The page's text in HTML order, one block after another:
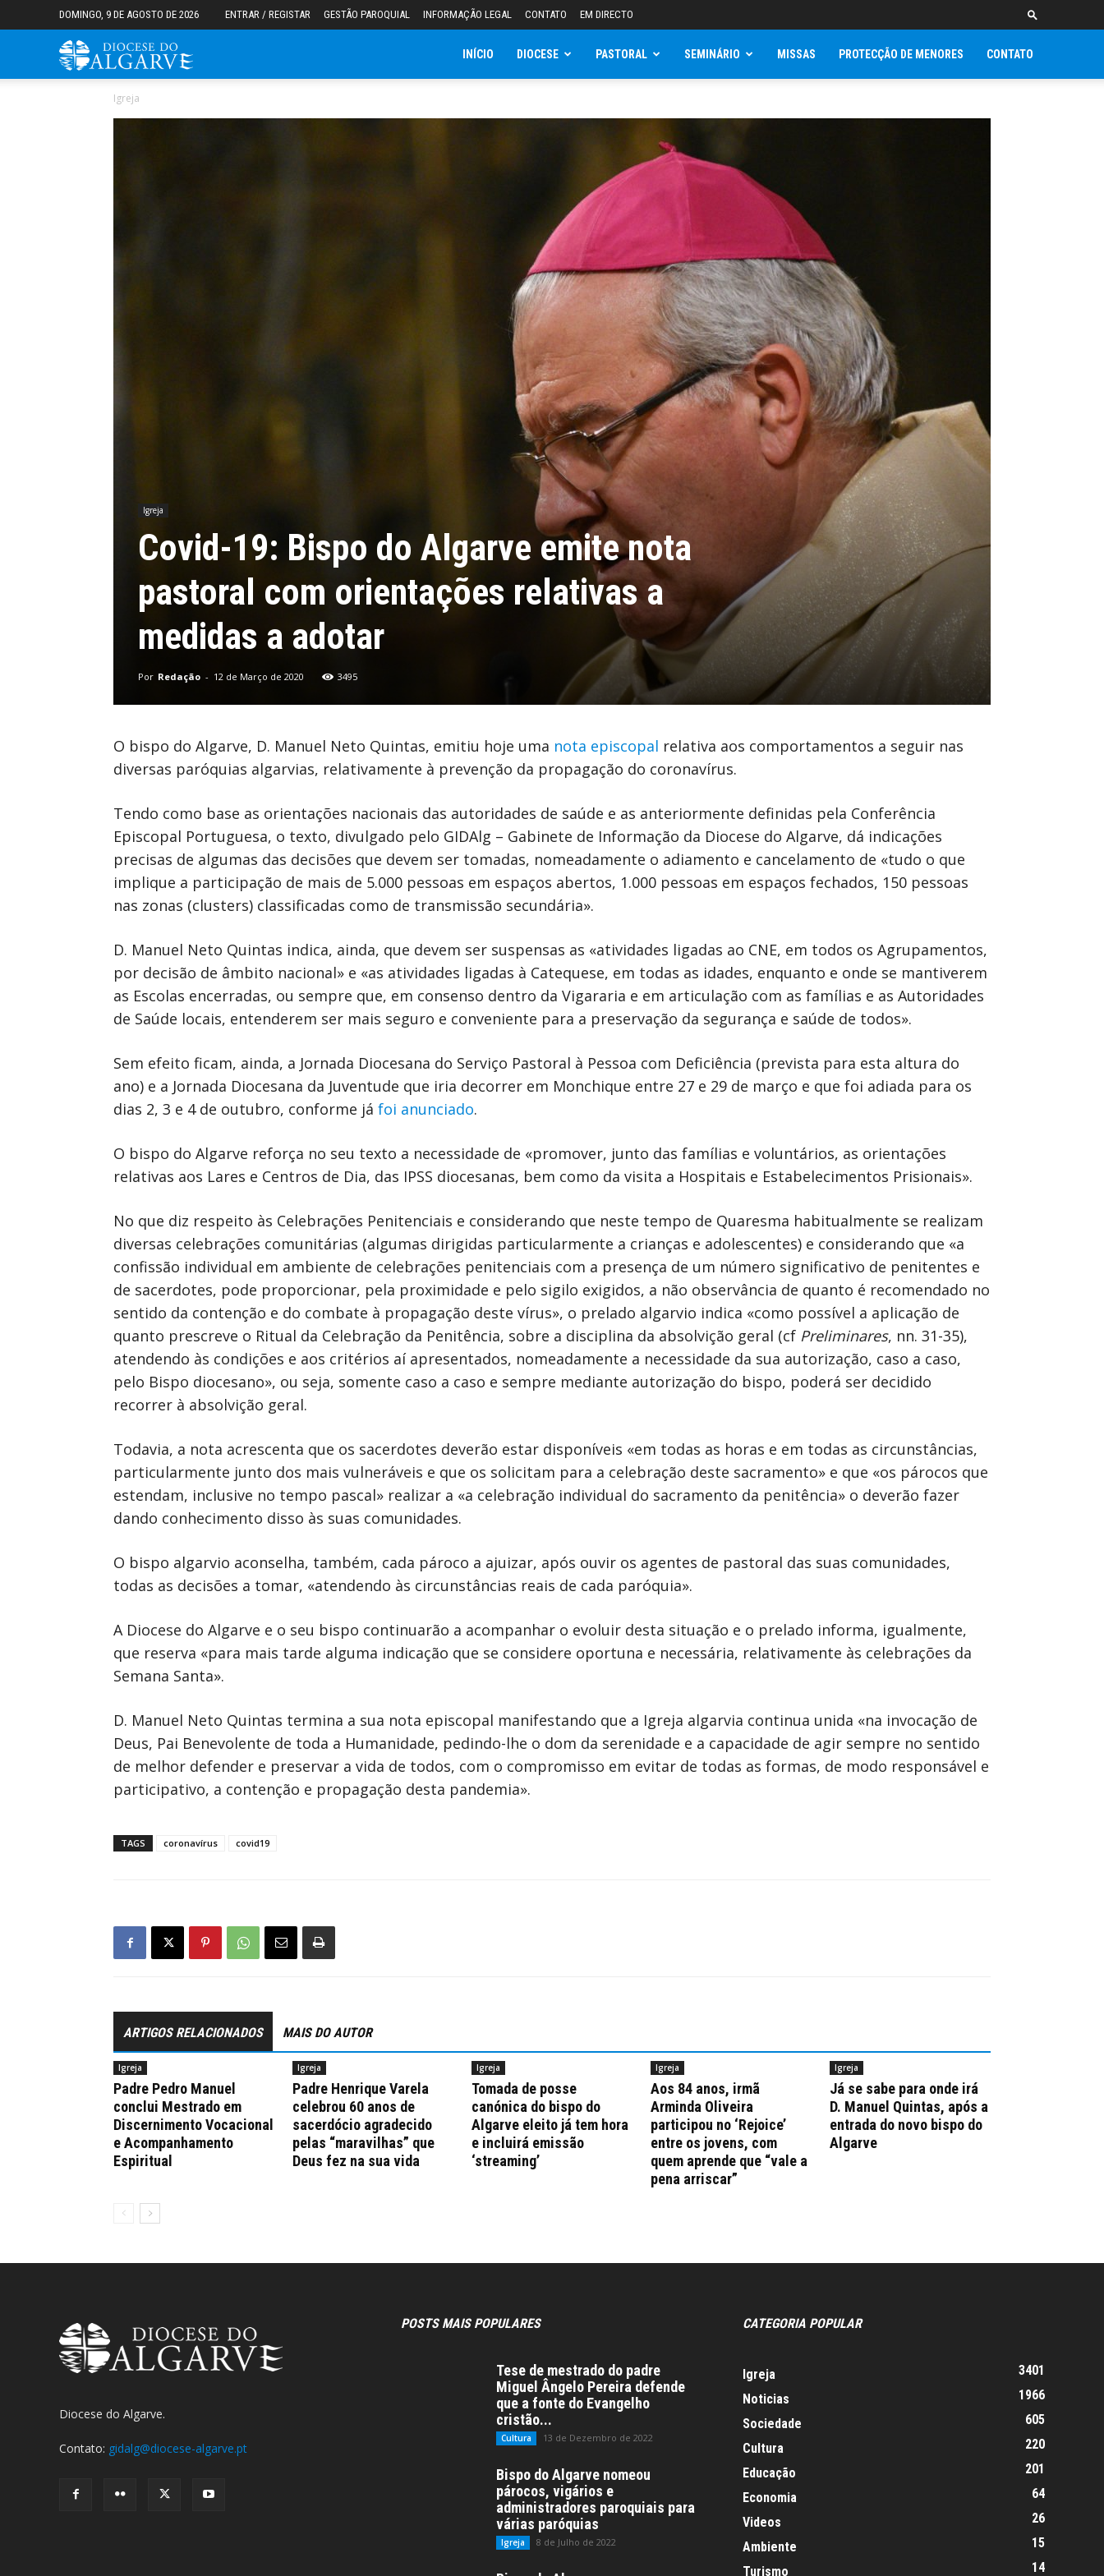
DOMINGO, 9 DE AGOSTO DE 2026 ENTRAR / REGISTAR GESTÃO PAROQUIAL INFORMAÇÃO LEGAL CONTATO EM DIRECTO
Diocese INÍCIO DIOCESE PASTORAL SEMINÁRIO MISSAS PROTECÇÃO DE MENORES CONTATO
Igreja
Igreja
Covid-19: Bispo do Algarve emite nota
pastoral com orientações relativas a
medidas a adotar
Por Redação - 12 de Março de 2020 3495
O bispo do Algarve, D. Manuel Neto Quintas, emitiu hoje uma nota episcopal relativa aos comportamentos a seguir nas
diversas paróquias algarvias, relativamente à prevenção da propagação do coronavírus.
Tendo como base as orientações nacionais das autoridades de saúde e as anteriormente definidas pela Conferência
Episcopal Portuguesa, o texto, divulgado pelo GIDAlg – Gabinete de Informação da Diocese do Algarve, dá indicações
precisas de algumas das decisões que devem ser tomadas, nomeadamente o adiamento e cancelamento de «tudo o que
implique a participação de mais de 5.000 pessoas em espaços abertos, 1.000 pessoas em espaços fechados, 150 pessoas
nas zonas (clusters) classificadas como de transmissão secundária».
D. Manuel Neto Quintas indica, ainda, que devem ser suspensas as «atividades ligadas ao CNE, em todos os Agrupamentos,
por decisão de âmbito nacional» e «as atividades ligadas à Catequese, em todas as idades, enquanto e onde se mantiverem
as Escolas encerradas, ou sempre que, em consenso dentro da Vigararia e em articulação com as famílias e as Autoridades
de Saúde locais, entenderem ser mais seguro e conveniente para a preservação da segurança e saúde de todos».
Sem efeito ficam, ainda, a Jornada Diocesana do Serviço Pastoral à Pessoa com Deficiência (prevista para esta altura do
ano) e a Jornada Diocesana da Juventude que iria decorrer em Monchique entre 27 e 29 de março e que foi adiada para os
dias 2, 3 e 4 de outubro, conforme já foi anunciado.
O bispo do Algarve reforça no seu texto a necessidade de «promover, junto das famílias e voluntários, as orientações
relativas aos Lares e Centros de Dia, das IPSS diocesanas, bem como da visita a Hospitais e Estabelecimentos Prisionais».
No que diz respeito às Celebrações Penitenciais e considerando que neste tempo de Quaresma habitualmente se realizam
diversas celebrações comunitárias (algumas dirigidas particularmente a crianças e adolescentes) e considerando que «a
confissão individual em ambiente de celebrações penitenciais com a presença de um número significativo de penitentes e
de sacerdotes, pode proporcionar, pela proximidade e pelo sigilo exigidos, a não observância de quanto é recomendado no
sentido da contenção e do combate à propagação deste vírus», o prelado algarvio indica «como possível a aplicação de
quanto prescreve o Ritual da Celebração da Penitência, sobre a disciplina da absolvição geral (cf Preliminares, nn. 31-35),
atendendo às condições e aos critérios aí apresentados, nomeadamente a necessidade da sua autorização, caso a caso,
pelo Bispo diocesano», ou seja, somente caso a caso e sempre mediante autorização do bispo, poderá ser decidido
recorrer à absolvição geral.
Todavia, a nota acrescenta que os sacerdotes deverão estar disponíveis «em todas as horas e em todas as circunstâncias,
particularmente junto dos mais vulneráveis e que os solicitam para a celebração deste sacramento» e que «os párocos que
estendam, inclusive no tempo pascal» realizar a «a celebração individual do sacramento da penitência» o deverão fazer
dando conhecimento disso às suas comunidades.
O bispo algarvio aconselha, também, cada pároco a ajuizar, após ouvir os agentes de pastoral das suas comunidades,
todas as decisões a tomar, «atendendo às circunstâncias reais de cada paróquia».
A Diocese do Algarve e o seu bispo continuarão a acompanhar o evoluir desta situação e o prelado informa, igualmente,
que reserva «para mais tarde alguma indicação que se considere oportuna e necessária, relativamente às celebrações da
Semana Santa».
D. Manuel Neto Quintas termina a sua nota episcopal manifestando que a Igreja algarvia continua unida «na invocação de
Deus, Pai Benevolente de toda a Humanidade, pedindo-lhe o dom da serenidade e a capacidade de agir sempre no sentido
de melhor defender e preservar a vida de todos, com o compromisso em evitar de todas as formas, de modo responsável e
participativo, a contenção e propagação desta pandemia».
TAGS coronavírus covid19
ARTIGOS RELACIONADOS MAIS DO AUTOR
Igreja
Padre Pedro Manuel
conclui Mestrado em
Discernimento Vocacional
e Acompanhamento
Espiritual
Igreja
Padre Henrique Varela
celebrou 60 anos de
sacerdócio agradecido
pelas “maravilhas” que
Deus fez na sua vida
Igreja
Tomada de posse
canónica do bispo do
Algarve eleito já tem hora
e incluirá emissão
‘streaming’
Igreja
Aos 84 anos, irmã
Arminda Oliveira
participou no ‘Rejoice’
entre os jovens, com
quem aprende que “vale a
pena arriscar”
Igreja
Já se sabe para onde irá
D. Manuel Quintas, após a
entrada do novo bispo do
Algarve
Diocese do Algarve.
Contato: gidalg@diocese-algarve.pt
POSTS MAIS POPULARES
Tese de mestrado do padre
Miguel Ângelo Pereira defende
que a fonte do Evangelho
cristão...
Cultura 13 de Dezembro de 2022
Bispo do Algarve nomeou
párocos, vigários e
administradores paroquiais para
várias paróquias
Igreja 8 de Julho de 2022
CATEGORIA POPULAR
Igreja
3401
Noticias
1966
Sociedade
605
Cultura
220
Educação
201
Economia
64
Videos
26
Ambiente
15
Turismo
14